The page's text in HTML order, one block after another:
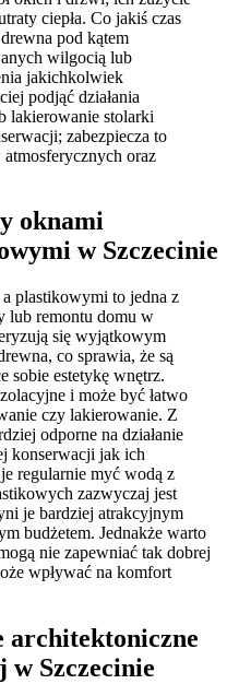
ciepła. Co jakiś czas
pod kątem
wilgocią lub
jakichkolwiek
podjąć działania
lakierowanie stolarki
zabezpiecza to
oraz
oknami
w Szczecinie
plastikowymi to jedna z
lub remontu domu w
się wyjątkowym
co sprawia, że są
sobie estetykę wnętrz.
i może być łatwo
czy lakierowanie. Z
odporne na działanie
konserwacji jak ich
regularnie myć wodą z
zazwyczaj jest
je bardziej atrakcyjnym
budżetem. Jednakże warto
nie zapewniać tak dobrej
wpływać na komfort
architektoniczne
Szczecinie